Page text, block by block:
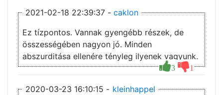
2021-02-18 22:39:37 - caklon
3 1
Ez tízpontos. Vannak gyengébb részek, de
összességében nagyon jó. Minden
abszurditása ellenére tényleg ilyenek vagyunk.
2020-03-23 16:10:15 - kleinhappel